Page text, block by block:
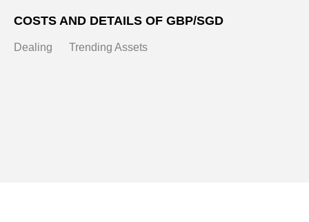
COSTS AND DETAILS OF GBP/SGD
Dealing Trending Assets